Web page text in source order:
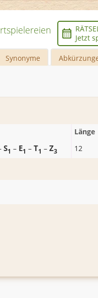
Jetzt
Synonyme
Länge
S1 – E1 – T1 – Z3 12